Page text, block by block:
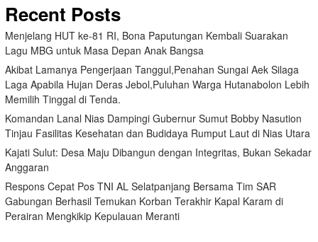
Recent Posts
Menjelang HUT ke-81 RI, Bona Paputungan Kembali Suarakan
Lagu MBG untuk Masa Depan Anak Bangsa
Akibat Lamanya Pengerjaan Tanggul,Penahan Sungai Aek Silaga
Laga Apabila Hujan Deras Jebol,Puluhan Warga Hutanabolon Lebih
Memilih Tinggal di Tenda.
Komandan Lanal Nias Dampingi Gubernur Sumut Bobby Nasution
Tinjau Fasilitas Kesehatan dan Budidaya Rumput Laut di Nias Utara
Kajati Sulut: Desa Maju Dibangun dengan Integritas, Bukan Sekadar
Anggaran
Respons Cepat Pos TNI AL Selatpanjang Bersama Tim SAR
Gabungan Berhasil Temukan Korban Terakhir Kapal Karam di
Perairan Mengkikip Kepulauan Meranti